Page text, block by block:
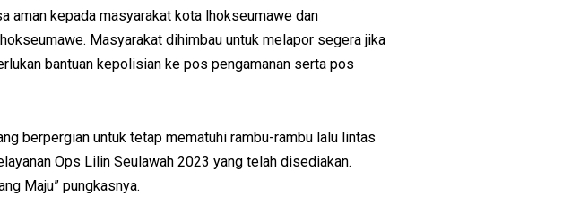
aman kepada masyarakat kota lhokseumawe dan
Masyarakat dihimbau untuk melapor segera jika
bantuan kepolisian ke pos pengamanan serta pos
berpergian untuk tetap mematuhi rambu-rambu lalu lintas
Ops Lilin Seulawah 2023 yang telah disediakan.
Maju” pungkasnya.